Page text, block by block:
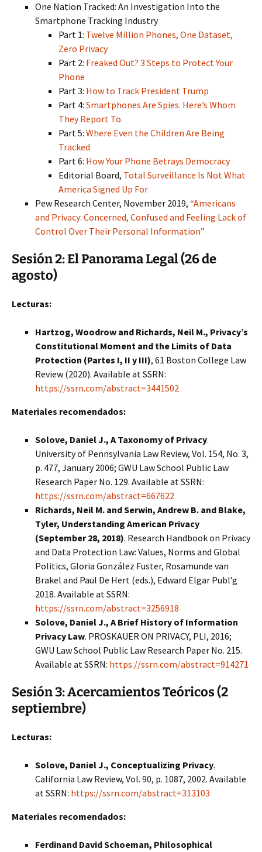
One Nation Tracked: An Investigation Into the
Smartphone Tracking Industry
Part 1: Twelve Million Phones, One Dataset,
Zero Privacy
Part 2: Freaked Out? 3 Steps to Protect Your
Phone
Part 3: How to Track President Trump
Part 4: Smartphones Are Spies. Here’s Whom
They Report To.
Part 5: Where Even the Children Are Being
Tracked
Part 6: How Your Phone Betrays Democracy
Editorial Board, Total Surveillance Is Not What
America Signed Up For
Pew Research Center, November 2019, “Americans
and Privacy: Concerned, Confused and Feeling Lack of
Control Over Their Personal Information”
Sesión 2: El Panorama Legal (26 de
agosto)
Lecturas:
Hartzog, Woodrow and Richards, Neil M., Privacy’s
Constitutional Moment and the Limits of Data
Protection (Partes I, II y III), 61 Boston College Law
Review (2020). Available at SSRN:
https://ssrn.com/abstract=3441502
Materiales recomendados:
Solove, Daniel J., A Taxonomy of Privacy.
University of Pennsylvania Law Review, Vol. 154, No. 3,
p. 477, January 2006; GWU Law School Public Law
Research Paper No. 129. Available at SSRN:
https://ssrn.com/abstract=667622
Richards, Neil M. and Serwin, Andrew B. and Blake,
Tyler, Understanding American Privacy
(September 28, 2018). Research Handbook on Privacy
and Data Protection Law: Values, Norms and Global
Politics, Gloria González Fuster, Rosamunde van
Brakel and Paul De Hert (eds.), Edward Elgar Publ’g
2018. Available at SSRN:
https://ssrn.com/abstract=3256918
Solove, Daniel J., A Brief History of Information
Privacy Law. PROSKAUER ON PRIVACY, PLI, 2016;
GWU Law School Public Law Research Paper No. 215.
Available at SSRN: https://ssrn.com/abstract=914271
Sesión 3:Acercamientos Teóricos(2
septiembre)
Lecturas:
Solove, Daniel J., Conceptualizing Privacy.
California Law Review, Vol. 90, p. 1087, 2002. Available
at SSRN: https://ssrn.com/abstract=313103
Materiales recomendados:
Ferdinand David Schoeman, Philosophical